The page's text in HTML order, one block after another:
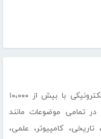
الکترونیکی با بیش از ۱۰،۰۰۰
تمامی موضوعات مانند
کامپیوتر، علمی،